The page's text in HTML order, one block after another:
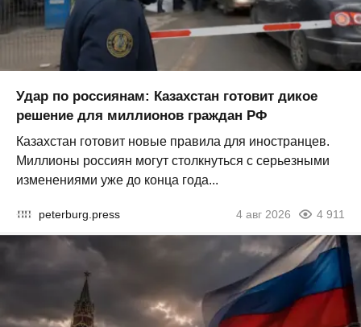
Удар по россиянам: Казахстан готовит дикое
решение для миллионов граждан РФ
Казахстан готовит новые правила для иностранцев.
Миллионы россиян могут столкнуться с серьезными
изменениями уже до конца года...
peterburg.press 4 авг 2026 4 911